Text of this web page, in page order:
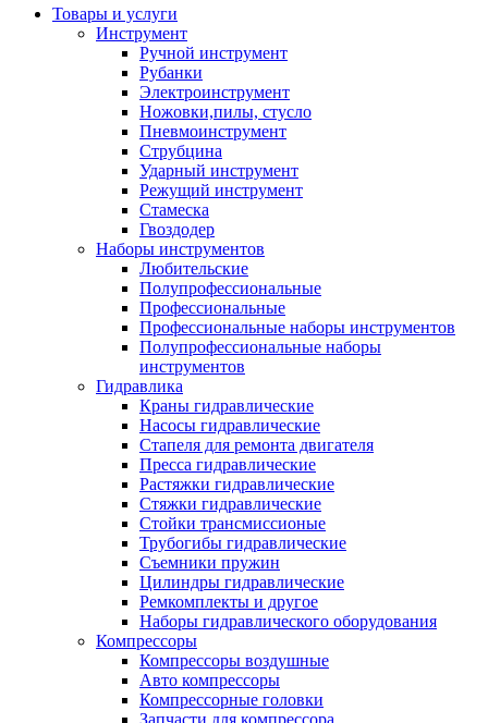
Товары и услуги
Инструмент
Ручной инструмент
Рубанки
Электроинструмент
Ножовки,пилы, стусло
Пневмоинструмент
Струбцина
Ударный инструмент
Режущий инструмент
Стамеска
Гвоздодер
Наборы инструментов
Любительские
Полупрофессиональные
Профессиональные
Профессиональные наборы инструментов
Полупрофессиональные наборы
инструментов
Гидравлика
Краны гидравлические
Насосы гидравлические
Стапеля для ремонта двигателя
Пресса гидравлические
Растяжки гидравлические
Стяжки гидравлические
Стойки трансмиссионые
Трубогибы гидравлические
Съемники пружин
Цилиндры гидравлические
Ремкомплекты и другое
Наборы гидравлического оборудования
Компрессоры
Компрессоры воздушные
Авто компрессоры
Компрессорные головки
Запчасти для компрессора